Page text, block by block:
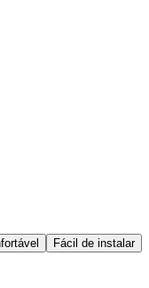
Fácil de instalar